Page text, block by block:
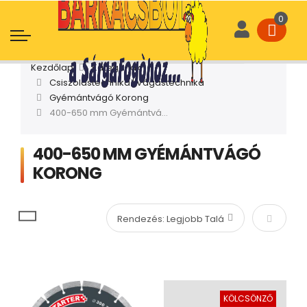
Kezdőlap
Kategóriák
Csiszolástechnika | Vágástechnika
Gyémántvágó Korong
400-650 mm Gyémántvágó Korong
400-650 MM GYÉMÁNTVÁGÓ
KORONG
KÖLCSÖNZŐ